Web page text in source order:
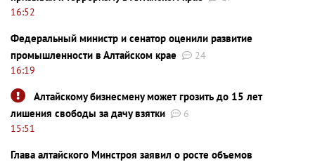
16:52
Федеральный министр и сенатор оценили развитие
промышленности в Алтайском крае
24
16:19
Алтайскому бизнесмену может грозить до 15 лет
лишения свободы за дачу взятки
6
15:51
Глава алтайского Минстроя заявил о росте объемов